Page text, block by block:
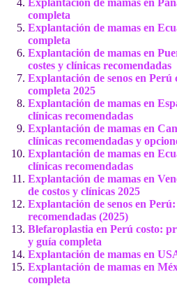
Explantación de mamas en
completa
Explantación de mamas en
completa
Explantación de mamas en
costes y clínicas recomendadas
Explantación de senos en Perú
completa 2025
Explantación de mamas en
clínicas recomendadas
Explantación de mamas en
clínicas recomendadas y
Explantación de mamas en
clínicas recomendadas
Explantación de mamas en
de costos y clínicas 2025
Explantación de senos en
recomendadas (2025)
Blefaroplastia en Perú costo:
y guía completa
Explantación de mamas en
Explantación de mamas en
completa